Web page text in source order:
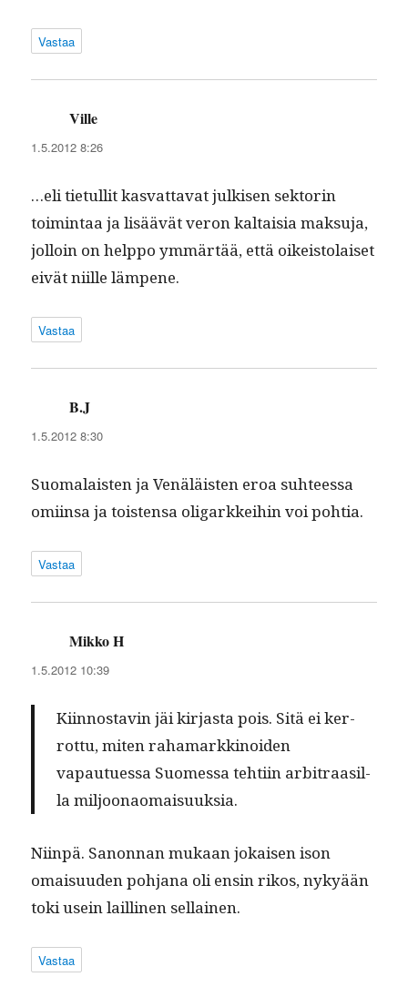
Vastaa
Ville
1.5.2012 8:26
…eli tietul­lit kas­vat­ta­vat julkisen sek­torin
toim­intaa ja lisäävät veron kaltaisia mak­su­ja,
jol­loin on help­po ymmärtää, että oikeis­to­laiset
eivät niille lämpene.
Vastaa
B.J
1.5.2012 8:30
Suo­ma­lais­ten ja Venäläis­ten eroa suh­teessa
omi­in­sa ja tois­t­en­sa oli­garkkei­hin voi pohtia.
Vastaa
Mikko H
1.5.2012 10:39
Kiin­nos­tavin jäi kir­jas­ta pois. Sitä ei ker­
rot­tu, miten rahamarkki­noiden
vapautues­sa Suomes­sa tehti­in arbi­traasil­
la miljoonaomaisuuksia.
Niin­pä. Sanon­nan mukaan jokaisen ison
omaisu­u­den poh­jana oli ensin rikos, nykyään
toki usein lailli­nen sellainen.
Vastaa